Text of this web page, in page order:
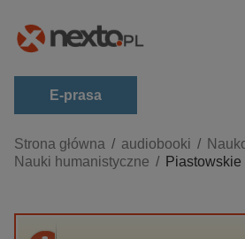
E-prasa
Kategorie
Zobacz wszystkie E-prasa
budownictwo, aranżacja
Strona główna audiobooki
Nauki humanistyczne
Piastowskie